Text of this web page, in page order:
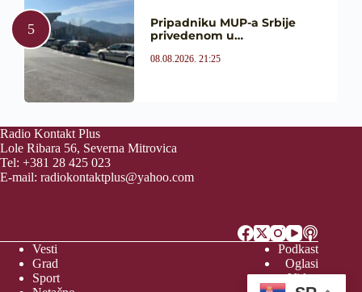
Pripadniku MUP-a Srbije
privedenom u…
08.08.2026. 21:25
Radio Kontakt Plus
Lole Ribara 56, Severna Mitrovica
Tel: +381 28 425 023
E-mail: radiokontaktplus@yahoo.com
Vesti
Grad
Sport
Podkast
Oglasi
Video